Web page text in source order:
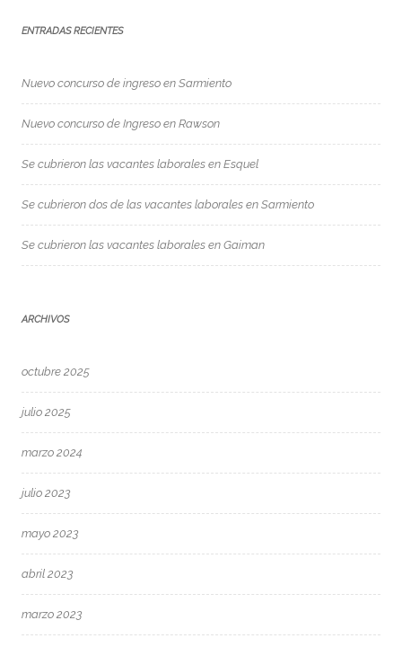
ENTRADAS RECIENTES
Nuevo concurso de ingreso en Sarmiento
Nuevo concurso de Ingreso en Rawson
Se cubrieron las vacantes laborales en Esquel
Se cubrieron dos de las vacantes laborales en Sarmiento
Se cubrieron las vacantes laborales en Gaiman
ARCHIVOS
octubre 2025
julio 2025
marzo 2024
julio 2023
mayo 2023
abril 2023
marzo 2023